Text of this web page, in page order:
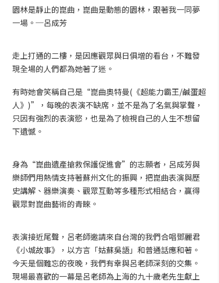
園林是靜止的崑曲，崑曲是動態的園林，跟著我一同夢
一場。─呂成芳
走上打通的二樓，是因應觀眾與日俱增的看台，不難發
現全場的人們都為她著了迷。
有時她會笑稱自己是“崑曲奧特曼(《超能力霸王/鹹蛋超
人》)”，每晚的表演不缺席，並不是為了名氣與掌聲，
只因有強烈的表演慾，也是為了檢視自己的人生不想留
下遺憾。
身為“崑曲遺產搶救保護促進會”的志願者，呂成芳與
樂師們用熱情支持著蘇州文化的振興，把崑曲表演與歷
史講解、器樂演奏、觀眾互動等多種形式相結合，贏得
觀眾對崑曲藝術的青睞。
表演接近尾聲，呂老師邀請來自台灣的我們合唱鄧麗君
《小城故事》，以方言「姑蘇吳語」和普通話應和著。
今天是個難忘的夜晚，我們有幸與呂老師深刻的交集。
現場最喜歡的一幕是呂老師為上海的九十歲老先生獻上